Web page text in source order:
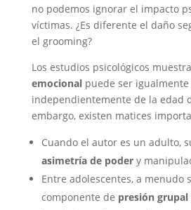
no podemos ignorar el impacto
víctimas. ¿Es diferente el daño
el grooming?
Los estudios psicológicos
emocionalpuede ser igualmente
independientemente de la edad
embargo, existen matices
Cuando el autor es un adulto,
asimetría de podery
Entre adolescentes, a menudo
componente de presión grupal